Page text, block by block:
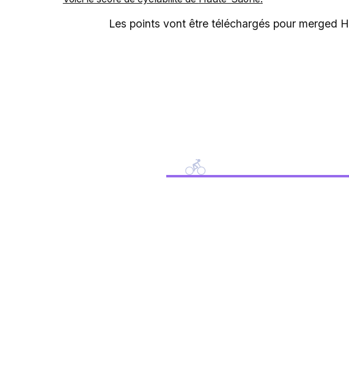
Les points vont être téléchargés pour merged